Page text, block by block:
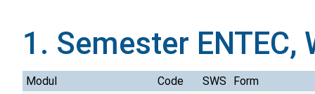
1. Semester
Modul Code SWS
Form